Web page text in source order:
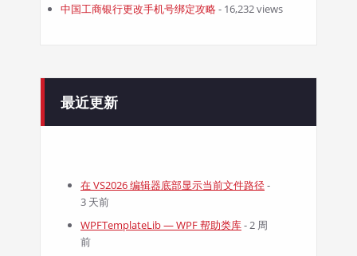
中国工商银行更改手机号绑定攻略 - 16,232 views
最近更新
在 VS2026 编辑器底部显示当前文件路径 -
3 天前
WPFTemplateLib — WPF 帮助类库- 2 周
前